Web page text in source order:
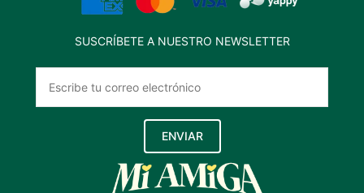
SUSCRÍBETE A NUESTRO NEWSLETTER
ENVIAR